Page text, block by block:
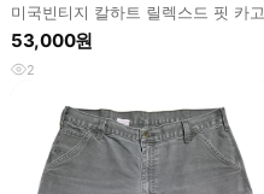
미국빈티지 칼하트 릴렉스드 핏 카고
반바지
53,000원
2